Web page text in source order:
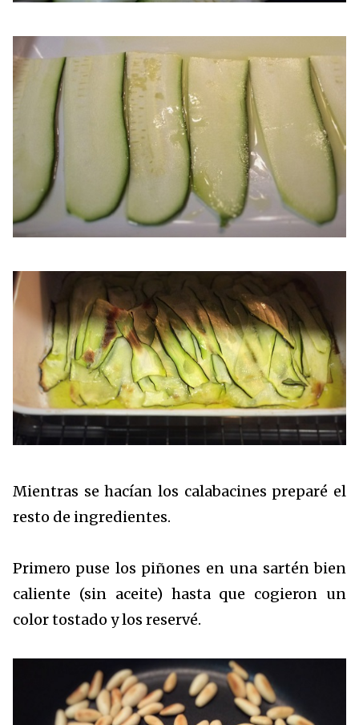
Mientras se hacían los calabacines preparé el
resto de ingredientes.
Primero puse los piñones en una sartén bien
caliente (sin aceite) hasta que cogieron un
color tostado y los reservé.